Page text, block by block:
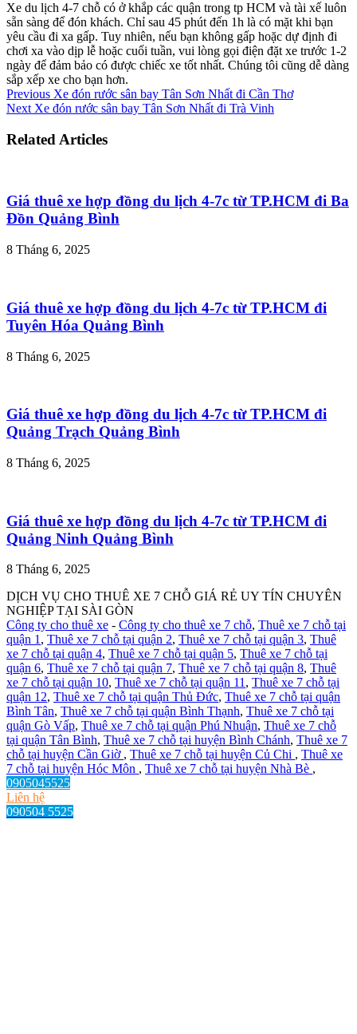
Xe du lịch 4-7 chỗ có ở khắp các quận trong tp HCM và tài xế luôn
sẵn sàng để đón khách. Chỉ sau 45 phút đến 1h là có mặt khi bạn
yêu cầu đi xa gấp. Tuy nhiên, nếu bạn không gấp hoặc dự định đi
chơi xa vào dịp lễ hoặc cuối tuần, vui lòng gọi điện đặt xe trước 1-2
ngày để đảm bảo có được chiếc xe tốt nhất. Chúng tôi cũng dễ dàng
sắp xếp xe cho bạn hơn.
Previous Xe đón rước sân bay Tân Sơn Nhất đi Cần Thơ
Next Xe đón rước sân bay Tân Sơn Nhất đi Trà Vinh
Related Articles
Giá thuê xe hợp đồng du lịch 4-7c từ TP.HCM đi Ba
Đồn Quảng Bình
8 Tháng 6, 2025
Giá thuê xe hợp đồng du lịch 4-7c từ TP.HCM đi
Tuyên Hóa Quảng Bình
8 Tháng 6, 2025
Giá thuê xe hợp đồng du lịch 4-7c từ TP.HCM đi
Quảng Trạch Quảng Bình
8 Tháng 6, 2025
Giá thuê xe hợp đồng du lịch 4-7c từ TP.HCM đi
Quảng Ninh Quảng Bình
8 Tháng 6, 2025
DỊCH VỤ CHO THUÊ XE 7 CHỖ GIÁ RẺ UY TÍN CHUYÊN
NGHIỆP TẠI SÀI GÒN
Công ty cho thuê xe - Công ty cho thuê xe 7 chỗ, Thuê xe 7 chỗ tại
quận 1, Thuê xe 7 chỗ tại quận 2, Thuê xe 7 chỗ tại quận 3, Thuê
xe 7 chỗ tại quận 4, Thuê xe 7 chỗ tại quận 5, Thuê xe 7 chỗ tại
quận 6, Thuê xe 7 chỗ tại quận 7, Thuê xe 7 chỗ tại quận 8, Thuê
xe 7 chỗ tại quận 10, Thuê xe 7 chỗ tại quận 11, Thuê xe 7 chỗ tại
quận 12, Thuê xe 7 chỗ tại quận Thủ Đức, Thuê xe 7 chỗ tại quận
Bình Tân, Thuê xe 7 chỗ tại quận Bình Thạnh, Thuê xe 7 chỗ tại
quận Gò Vấp, Thuê xe 7 chỗ tại quận Phú Nhuận, Thuê xe 7 chỗ
tại quận Tân Bình, Thuê xe 7 chỗ tại huyện Bình Chánh, Thuê xe 7
chỗ tại huyện Cần Giờ , Thuê xe 7 chỗ tại huyện Củ Chi , Thuê xe
7 chỗ tại huyện Hóc Môn , Thuê xe 7 chỗ tại huyện Nhà Bè ,
0905045525
Liên hệ
090504 5525